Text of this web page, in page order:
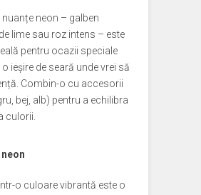
nuanțe neon – galben
lime sau roz intens – este
pentru ocazii speciale
ieșire de seară unde vrei să
Combin-o cu accesorii
bej, alb) pentru a echilibra
culorii.
o culoare vibrantă este o